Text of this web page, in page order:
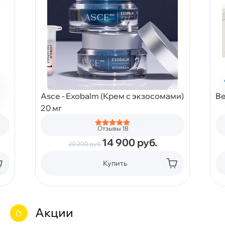
Asce - Exobalm (Крем с экзосомами)
20 мг
Отзывы 18
20 200руб.14 900 руб.
Купить
Акции